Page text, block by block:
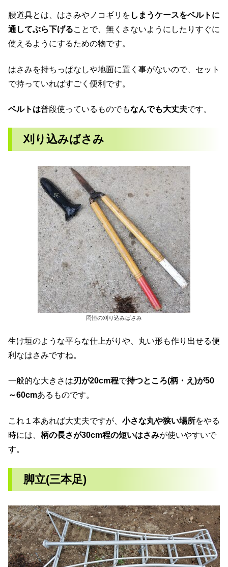
腰道具とは、はさみやノコギリを しまうケースをベルトに
通してぶら下げることで、無くさないようにしたりすぐに
使えるようにするための物です。
はさみを持ちっぱなしや地面に置く事がないので、セット
で持っていればすごく便利です。
ベルトは普段使っているものでもなんでも大丈夫です。
刈り込みばさみ
岡恒の刈り込みばさみ
生け垣のような平らな仕上がりや、丸い形も作り出せる便
利なはさみですね。
一般的な大きさは刃が20cm程で持つところ(柄・え)が50
～60cmあるものです。
これ１本あれば大丈夫ですが、 小さな丸や狭い場所をやる
時には、 柄の長さが30cm程の短いはさみが使いやすいで
す。
脚立(三本足)